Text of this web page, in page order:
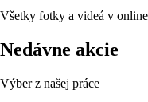
Všetky fotky a videá v
Nedávne akcie
Výber z našej práce